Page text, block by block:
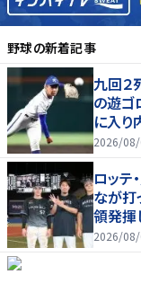
野球の新着記事
九回２
の遊ゴ
に入り
き「おっ
2026/
ロッテ
なが打
領発揮
です」
2026/